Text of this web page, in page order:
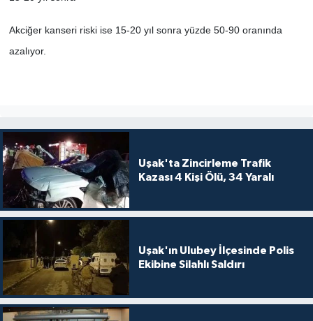
Akciğer kanseri riski ise 15-20 yıl sonra yüzde 50-90 oranında
azalıyor.
Uşak'ta Zincirleme Trafik
Kazası 4 Kişi Ölü, 34 Yaralı
Uşak'ın Ulubey İlçesinde Polis
Ekibine Silahlı Saldırı